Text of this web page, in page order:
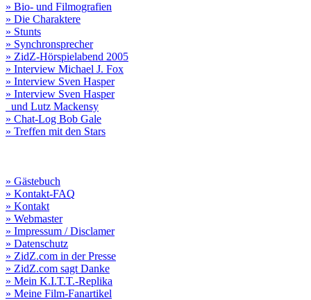
» Bio- und Filmografien
» Die Charaktere
» Stunts
» Synchronsprecher
» ZidZ-Hörspielabend 2005
» Interview Michael J. Fox
» Interview Sven Hasper
» Interview Sven Hasper
und Lutz Mackensy
» Chat-Log Bob Gale
» Treffen mit den Stars
» Gästebuch
» Kontakt-FAQ
» Kontakt
» Webmaster
» Impressum / Disclamer
» Datenschutz
» ZidZ.com in der Presse
» ZidZ.com sagt Danke
» Mein K.I.T.T.-Replika
» Meine Film-Fanartikel